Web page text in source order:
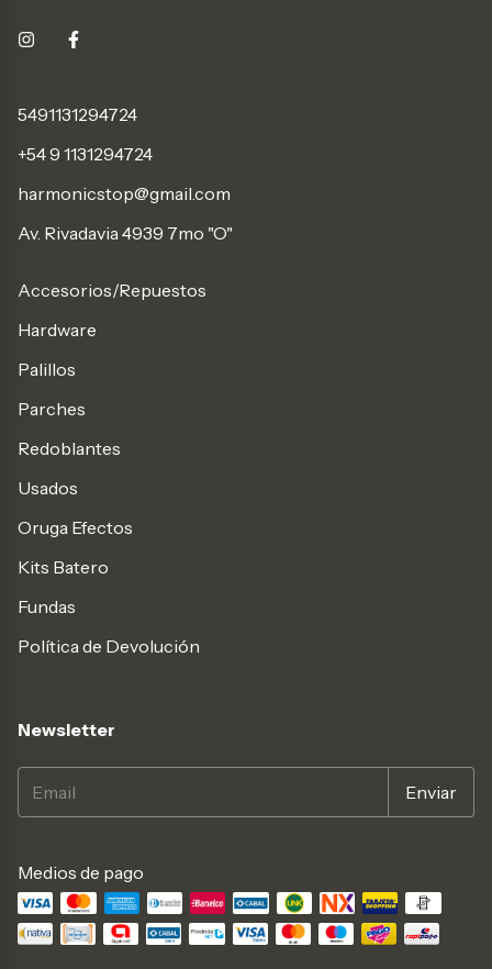
5491131294724
+54 9 1131294724
harmonicstop@gmail.com
Av. Rivadavia 4939 7mo "O"
Accesorios/Repuestos
Hardware
Palillos
Parches
Redoblantes
Usados
Oruga Efectos
Kits Batero
Fundas
Política de Devolución
Newsletter
Medios de pago